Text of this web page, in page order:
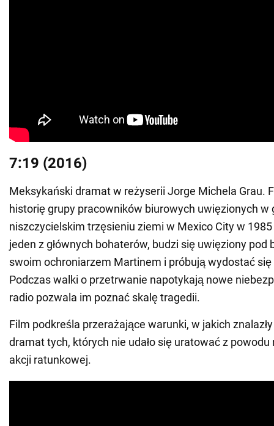
7:19 (2016)
Meksykański dramat w reżyserii Jorge Michela Grau.
historię grupy pracowników biurowych uwięzionych w
niszczycielskim trzęsieniu ziemi w Mexico City w
jeden z głównych bohaterów, budzi się uwięziony pod
swoim ochroniarzem Martinem i próbują wydostać
Podczas walki o przetrwanie napotykają nowe
radio pozwala im poznać skalę tragedii.
Film podkreśla przerażające warunki, w jakich
dramat tych, których nie udało się uratować z
akcji ratunkowej.